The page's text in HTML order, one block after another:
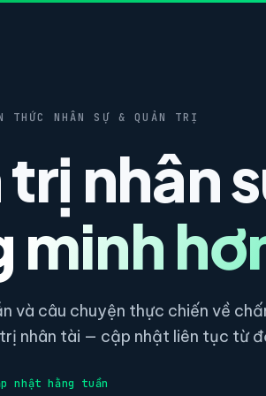
THỨC NHÂN SỰ & QUẢN TRỊ
nhân
minh
và câu chuyện thực chiến về
nhân tài — cập nhật liên tục từ
nhật hằng tuần